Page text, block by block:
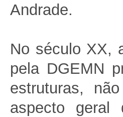
Andrade.
No século XX,
pela DGEMN
estruturas,
aspecto geral